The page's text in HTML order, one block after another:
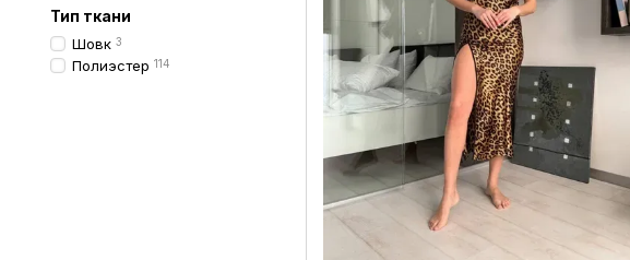
Тип ткани
Шовк 3
Полиэстер 114